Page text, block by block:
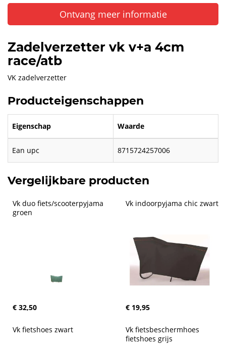
Ontvang meer informatie
Zadelverzetter vk v+a 4cm
race/atb
VK zadelverzetter
Producteigenschappen
Eigenschap Waarde
Ean upc 8715724257006
Vergelijkbare producten
Vk duo fiets/scooterpyjama
groen
€ 32,50
Vk indoorpyjama chic zwart
€ 19,95
Vk fietshoes zwart
Vk fietsbeschermhoes
fietshoes grijs